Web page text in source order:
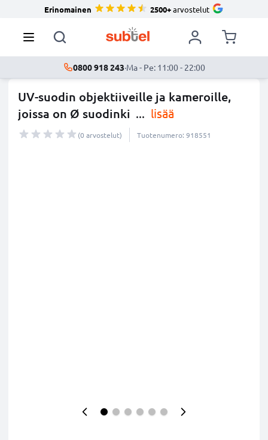
Erinomainen 2500+arvostelut
0800 918 243·Ma - Pe: 11:00 - 22:00
UV-suodin objektiiveille ja kameroille,
joissa on Ø suodinki ... lisää
(0 arvostelut) Tuotenumero: 918551